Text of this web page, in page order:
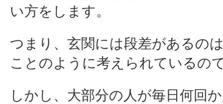
い方をします。
つまり、玄関には段差があるの
ことのように考えられているの
しかし、大部分の人が毎日何回